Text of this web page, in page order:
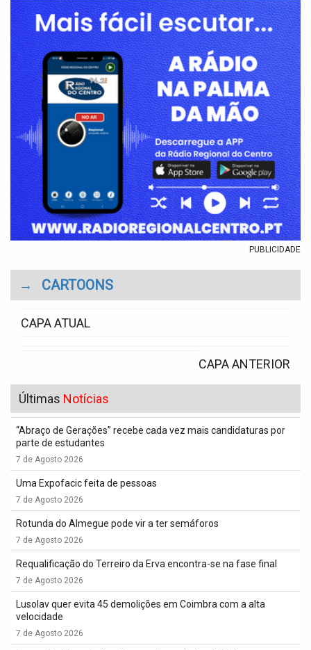
PUBLICIDADE
→ CARTOONS
CAPA ATUAL
CAPA ANTERIOR
Últimas Notícias
“Abraço de Gerações” recebe cada vez mais candidaturas por
parte de estudantes
7 de Agosto 2026
Uma Expofacic feita de pessoas
7 de Agosto 2026
Rotunda do Almegue pode vir a ter semáforos
7 de Agosto 2026
Requalificação do Terreiro da Erva encontra-se na fase final
7 de Agosto 2026
Lusolav quer evita 45 demolições em Coimbra com a alta
velocidade
7 de Agosto 2026